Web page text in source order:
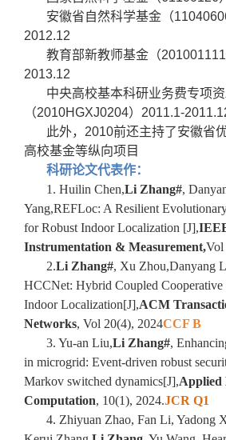
安徽省自然科学基金（
2012.12
教育部新教师基金（
2013.12
中央高校基本科研业务费专项
（2010HGXJ0204） 2011.1-
此外， 2010前还主持了安徽省
高校基金等纵向项目
科研论文代表作：
1. Huilin Chen,Li Zhang#,
Yang,REFLoc: A Resilient
for Robust Indoor Localization [J],
Instrumentation & Measurement,Vol
2.Li Zhang#, Xu Zhou,Danyang
HCCNet: Hybrid Coupled
Indoor Localization[J],ACM
Networks, Vol 20(4), 2024CCF B
3. Yu-an Liu,Li Zhang#,
in microgrid: Event-driven robust
Markov switched dynamics[J],Applied
Computation, 10(1), 2024.JCR Q1
4. Zhiyuan Zhao, Fan Li, Yadong